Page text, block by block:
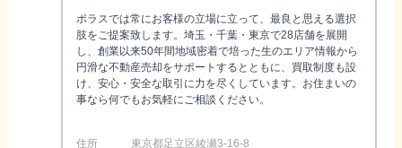
ポラスでは常にお客様の立場に立って、最良と思える選択
肢をご提案致します。埼玉・千葉・東京で28店舗を展開
し、創業以来50年間地域密着で培った生のエリア情報から
円滑な不動産売却をサポートするとともに、買取制度も設
け、安心・安全な取引に力を尽くしています。お住まいの
事なら何でもお気軽にご相談ください。
住所 東京都足立区綾瀬3-16-8